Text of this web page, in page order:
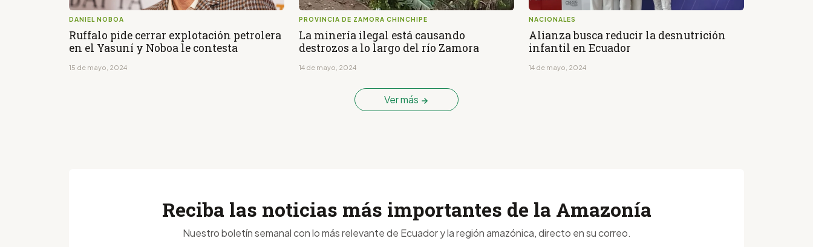
DANIEL NOBOA
Ruffalo pide cerrar explotación petrolera
en el Yasuní y Noboa le contesta
15 de mayo, 2024
PROVINCIA DE ZAMORA CHINCHIPE
La minería ilegal está causando
destrozos a lo largo del río Zamora
14 de mayo, 2024
NACIONALES
Alianza busca reducir la desnutrición
infantil en Ecuador
14 de mayo, 2024
Ver más
Reciba las noticias más importantes de la Amazonía
Nuestro boletín semanal con lo más relevante de Ecuador y la región amazónica, directo en su correo.